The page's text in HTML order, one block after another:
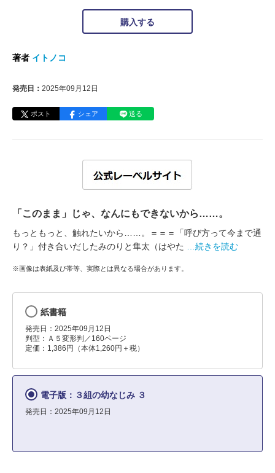
購入する
著者 イトノコ
発売日： 2025年09月12日
ポスト シェア 送る
「このまま」じゃ、なんにもできないから……。
もっともっと、触れたいから……。＝＝＝「呼び方って今まで通
り？」付き合いだしたみのりと隼太（はやた
…続きを読む
※画像は表紙及び帯等、実際とは異なる場合があります。
紙書籍
発売日：2025年09月12日
判型：Ａ５変形判／160ページ
定価：1,386円（本体1,260円＋税）
電子版：３組の幼なじみ ３
発売日：2025年09月12日